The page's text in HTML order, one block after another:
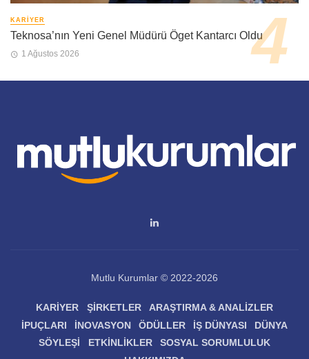
KARIYER
Teknosa’nın Yeni Genel Müdürü Öget Kantarcı Oldu
1 Ağustos 2026
Mutlu Kurumlar © 2022-2026
KARIYER ŞIRKETLER
ARAŞTIRMA & ANALIZLER
İPUÇLARI
İNOVASYON ÖDÜLLER İŞ DÜNYASI
DÜNYA
SÖYLEŞI
ETKINLIKLER
SOSYAL SORUMLULUK